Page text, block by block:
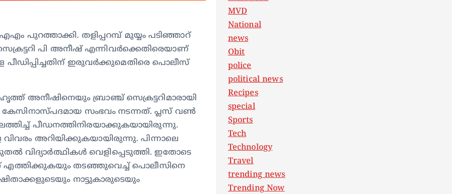
പുറത്താക്കി. തളിപ്പറമ്പ് മുയ്യം പടിഞ്ഞാറ്
പി അനീഷ് എന്നിവർക്കെതിരെയാണ്
ഇരുവർക്കുമെതിരെ പൊലീസ്
അനീഷിനെയും ബ്രാഞ്ച് സെക്രട്ടറിമാരായി
സംഭവം നടന്നത്. പ്ലസ് വൺ
പീഡനത്തിനിരയാക്കുകയായിരുന്നു.
അറിയിക്കുകയായിരുന്നു. പിന്നാലെ
വിദ്യാർത്ഥികൾ വെളിപ്പെടുത്തി. ഇതോടെ
എത്തിക്കുകയും തടഞ്ഞുവെച്ച് പൊലീസിനെ
നാട്ടുകാരുടെയും
MVD
National
news
Obit
police
political news
Recipes
special
Sports
Tech
Technology
Travel
trending news
Trending Now